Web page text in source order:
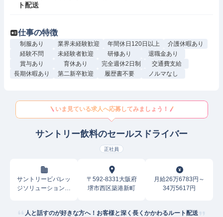
ト配送
仕事の特徴
制服あり 業界未経験歓迎 年間休日120日以上
介護休暇あり
経験不問
未経験者歓迎 研修あり
退職金あり
賞与あり
育休あり 完全週休2日制
交通費支給
長期休暇あり
第二新卒歓迎 履歴書不要 ノルマなし
いま見ている求人へ応募してみましょう！
サントリー飲料のセールスドライバー
正社員
サントリービバレッ
ジソリューション株
〒592-8331大阪府
堺市西区築港新町
月給26万6783円～
34万5617円
人と話すのが好きな方へ！お客様と深く長くかかわるルート配送